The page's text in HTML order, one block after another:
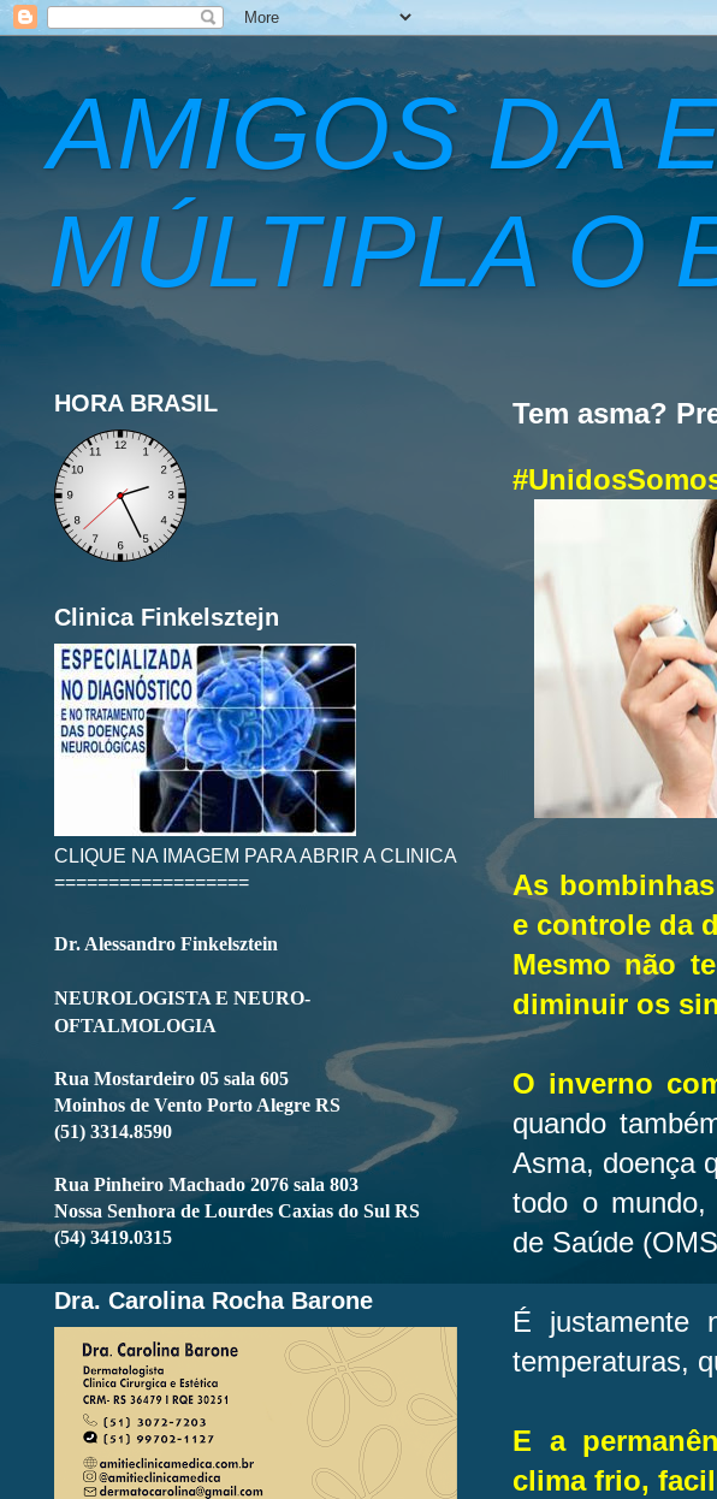
AMIGOS DA
MÚLTIPLA O
Tem asma?
As
e controle da
Mesmo não
diminuir os
O inverno
quando
Asma, doença
todo o mundo,
de Saúde
É justamente
temperaturas,
E a
clima frio,
HORA BRASIL
Clinica Finkelsztejn
CLIQUE NA IMAGEM PARA ABRIR A CLINICA
==================
Dr. Alessandro Finkelsztein
NEUROLOGISTA E NEURO-
OFTALMOLOGIA
Rua Mostardeiro 05 sala 605
Moinhos de Vento Porto Alegre RS
(51) 3314.8590
Rua Pinheiro Machado 2076 sala 803
Nossa Senhora de Lourdes Caxias do Sul RS
(54) 3419.0315
Dra. Carolina Rocha Barone